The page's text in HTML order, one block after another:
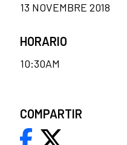
13 NOVEMBRE 2018
HORARIO
10:30AM
COMPARTIR